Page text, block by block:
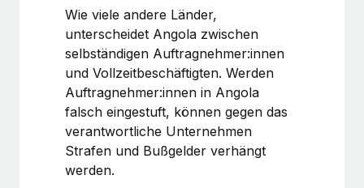
Wie viele andere Länder,
unterscheidet Angola zwischen
selbständigen Auftragnehmer:innen
und Vollzeitbeschäftigten. Werden
Auftragnehmer:innen in Angola
falsch eingestuft, können gegen das
verantwortliche Unternehmen
Strafen und Bußgelder verhängt
werden.